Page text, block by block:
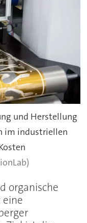
und Herstellung
im industriellen
organische